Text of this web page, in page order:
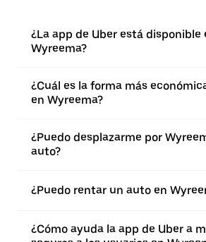
¿La app de Uber está disponible
Wyreema?
¿Cuál es la forma más
en Wyreema?
¿Puedo desplazarme por
auto?
¿Puedo rentar un auto en
¿Cómo ayuda la app de Uber a